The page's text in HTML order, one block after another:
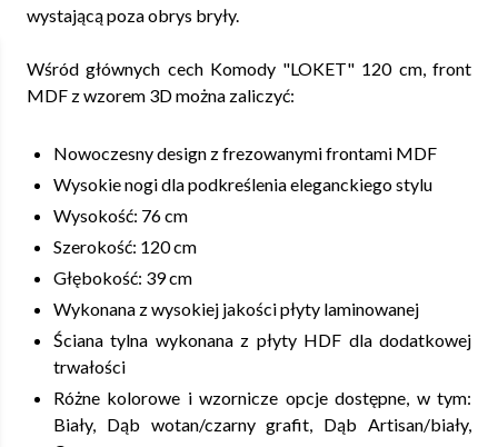
wystającą poza obrys bryły.
Wśród głównych cech Komody "LOKET" 120 cm, front
MDF z wzorem 3D można zaliczyć:
Nowoczesny design z frezowanymi frontami MDF
Wysokie nogi dla podkreślenia eleganckiego stylu
Wysokość: 76 cm
Szerokość: 120 cm
Głębokość: 39 cm
Wykonana z wysokiej jakości płyty laminowanej
Ściana tylna wykonana z płyty HDF dla dodatkowej
trwałości
Różne kolorowe i wzornicze opcje dostępne, w tym:
Biały, Dąb wotan/czarny grafit, Dąb Artisan/biały,